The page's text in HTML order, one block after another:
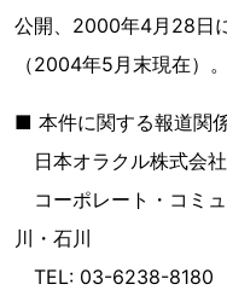
公開、2000年4月28日
（2004年5月末現在）。
■ 本件に関する報道関
日本オラクル株式会社
コーポレート・コミ
川・石川
TEL: 03-6238-8180